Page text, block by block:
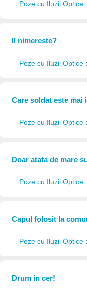
Poze cu Iluzii Optice
Il nimereste?
Poze cu Iluzii Optice
Care soldat este mai
Poze cu Iluzii Optice
Doar atata de mare
Poze cu Iluzii Optice
Capul folosit la
Poze cu Iluzii Optice
Drum in cer!